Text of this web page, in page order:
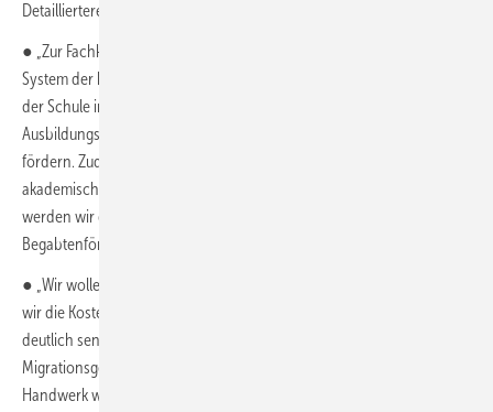
Detailliertere Planungen gibt es für das Handwerk:
● „Zur Fachkräftesicherung im Handwerk werden wir das Duale
System der beruflichen Ausbildung stärken und den Übergang von
der Schule in die berufliche Bildung verbessern und im Rahmen eines
Ausbildungspakts Ausbildungsbotschafterinnen und -botschafter
fördern. Zudem wollen wir die Durchlässigkeit von beruflicher und
akademischer Bildung verbessern. Die Ausbildung im Handwerk
werden wir gezielt fördern. Zusätzlich wollen wir eine
Begabtenförderung in der beruflichen Bildung einführen.“
● „Wir wollen den Zugang zur Meisterausbildung erleichtern, indem
wir die Kosten von Meisterkursen und -briefen für die Teilnehmer
deutlich senken. Im Ausbildungsmarkt wollen wir Menschen mit
Migrationsgeschichte mit einer Förderinitiative stärken. Frauen im
Handwerk werden wir stärken. Die Tarifbindung im Handwerk und